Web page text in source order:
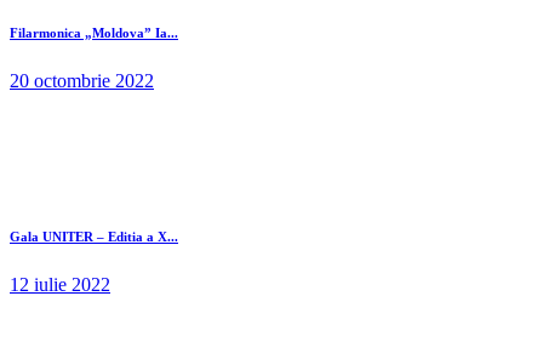
Filarmonica „Moldova” Ia...
20 octombrie 2022
Gala UNITER – Editia a X...
12 iulie 2022